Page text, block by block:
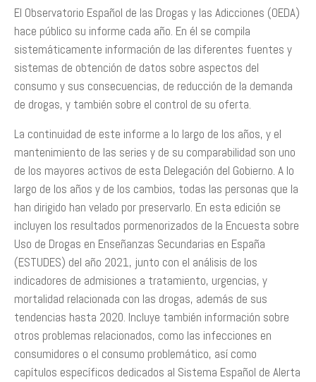
El Observatorio Español de las Drogas y las Adicciones (OEDA)
hace público su informe cada año. En él se compila
sistemáticamente información de las diferentes fuentes y
sistemas de obtención de datos sobre aspectos del
consumo y sus consecuencias, de reducción de la demanda
de drogas, y también sobre el control de su oferta.
La continuidad de este informe a lo largo de los años, y el
mantenimiento de las series y de su comparabilidad son uno
de los mayores activos de esta Delegación del Gobierno. A lo
largo de los años y de los cambios, todas las personas que la
han dirigido han velado por preservarlo. En esta edición se
incluyen los resultados pormenorizados de la Encuesta sobre
Uso de Drogas en Enseñanzas Secundarias en España
(ESTUDES) del año 2021, junto con el análisis de los
indicadores de admisiones a tratamiento, urgencias, y
mortalidad relacionada con las drogas, además de sus
tendencias hasta 2020. Incluye también información sobre
otros problemas relacionados, como las infecciones en
consumidores o el consumo problemático, así como
capítulos específicos dedicados al Sistema Español de Alerta